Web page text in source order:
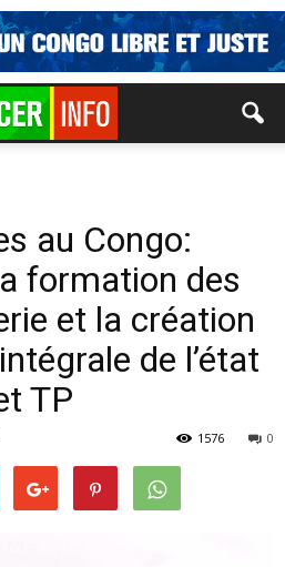
au Congo:
formation des
et la création
de l’état
TP
0
1576